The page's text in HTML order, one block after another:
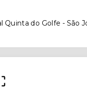
Quinta do Golfe - São